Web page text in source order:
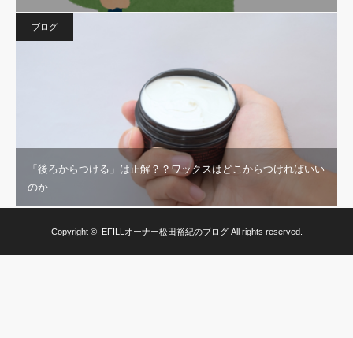
ブログ
「後ろからつける」は正解？？ワックスはどこからつければいい
のか
Copyright © EFILLオーナー松田裕紀のブログAll rights reserved.